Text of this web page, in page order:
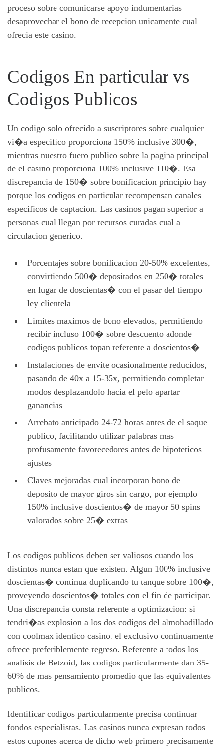
proceso sobre comunicarse apoyo indumentarias
desaprovechar el bono de recepcion unicamente cual
ofrecia este casino.
Codigos En particular vs
Codigos Publicos
Un codigo solo ofrecido a suscriptores sobre cualquier
vi�a especifico proporciona 150% inclusive 300�,
mientras nuestro fuero publico sobre la pagina principal
de el casino proporciona 100% inclusive 110�. Esa
discrepancia de 150� sobre bonificacion principio hay
porque los codigos en particular recompensan canales
especificos de captacion. Las casinos pagan superior a
personas cual llegan por recursos curadas cual a
circulacion generico.
Porcentajes sobre bonificacion 20-50% excelentes,
convirtiendo 500� depositados en 250� totales
en lugar de doscientas� con el pasar del tiempo
ley clientela
Limites maximos de bono elevados, permitiendo
recibir incluso 100� sobre descuento adonde
codigos publicos topan referente a doscientos�
Instalaciones de envite ocasionalmente reducidos,
pasando de 40x a 15-35x, permitiendo completar
modos desplazandolo hacia el pelo apartar
ganancias
Arrebato anticipado 24-72 horas antes de el saque
publico, facilitando utilizar palabras mas
profusamente favorecedores antes de hipoteticos
ajustes
Claves mejoradas cual incorporan bono de
deposito de mayor giros sin cargo, por ejemplo
150% inclusive doscientos� de mayor 50 spins
valorados sobre 25� extras
Los codigos publicos deben ser valiosos cuando los
distintos nunca estan que existen. Algun 100% inclusive
doscientas� continua duplicando tu tanque sobre 100�,
proveyendo doscientos� totales con el fin de participar.
Una discrepancia consta referente a optimizacion: si
tendri�as explosion a los dos codigos del almohadillado
con coolmax identico casino, el exclusivo continuamente
ofrece preferiblemente regreso. Referente a todos los
analisis de Betzoid, las codigos particularmente dan 35-
60% de mas pensamiento promedio que las equivalentes
publicos.
Identificar codigos particularmente precisa continuar
fondos especialistas. Las casinos nunca expresan todos
estos cupones acerca de dicho web primero precisamente